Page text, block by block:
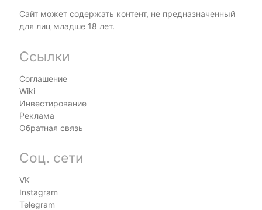
Сайт может содержать контент, не предназначенный
для лиц младше 18 лет.
Ссылки
Соглашение
Wiki
Инвестирование
Реклама
Обратная связь
Соц. сети
VK
Instagram
Telegram